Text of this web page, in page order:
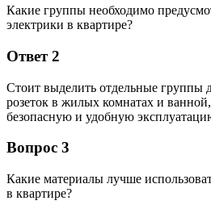
Какие группы необходимо
электрики в квартире?
Ответ 2
Стоит выделить отдельные группы
розеток в жилых комнатах и
безопасную и удобную
Вопрос 3
Какие материалы лучше
в квартире?